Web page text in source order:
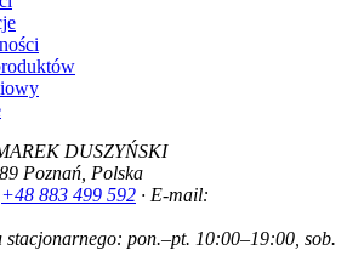
DUSZYŃSKI
Poznań, Polska
+48 883 499 592 · E-mail:
stacjonarnego: pon.–pt. 10:00–19:00, sob.